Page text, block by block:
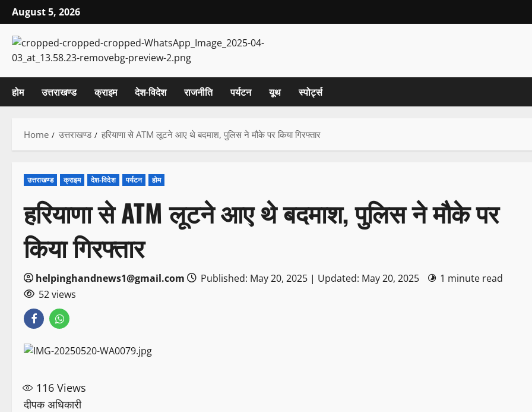
August 5, 2026
होम उत्तराखण्ड क्राइम देश-विदेश राजनीति पर्यटन यूथ स्पोर्ट्स
Home उत्तराखण्ड हरियाणा से ATM लूटने आए थे बदमाश, पुलिस ने मौके पर किया गिरफ्तार
उत्तराखण्ड क्राइम देश-विदेश पर्यटन होम
हरियाणा से ATM लूटने आए थे बदमाश, पुलिस ने मौके पर
किया गिरफ्तार
helpinghandnews1@gmail.com Published: May 20, 2025 | Updated: May 20, 2025
1 minute read
52 views
116 Views
दीपक अधिकारी